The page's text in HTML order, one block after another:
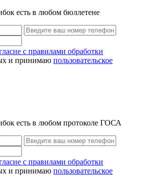
есть в любом бюллетене
с правилами обработки
и принимаю пользовательское
есть в любом протоколе ГОСА
с правилами обработки
и принимаю пользовательское